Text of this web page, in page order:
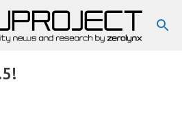
principal